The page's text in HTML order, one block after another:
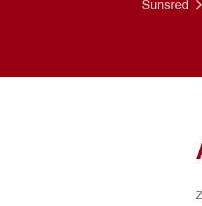
Sunsred